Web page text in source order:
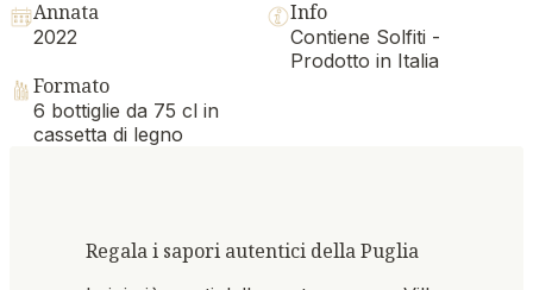
Annata
2022
Info
Contiene Solfiti -
Prodotto in Italia
Formato
6 bottiglie da 75 cl in
cassetta di legno
Regala i sapori autentici della Puglia